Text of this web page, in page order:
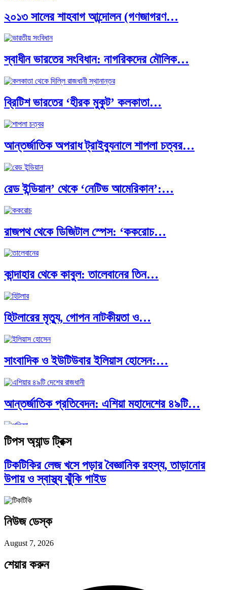
বিশেষ ইন-ডেপ্থ রিপোর্ট: ক্রীড়া উৎসবে…
ভারত মহাসাগরের অশ্রু: শ্রীলঙ্কার ২৬…
ক্রূরতা ও ধ্বংসের মহাকাব্য: পৃথিবীর…
ব্রাজিল ও আর্জেন্টিনার কালো অধ্যায়:…
পূর্ব ইউরোপ বনাম তুরস্ক: শত…
পৃথিবীতে বর্তমানে মোট দেশের সংখ্যা…
এশিয়ান সেঞ্চুরির দ্বৈরথ: চীন-ভারতের বৈশ্বিক…
পাকিস্তান, চীন ও বাংলাদেশ: তিন…
২০১৩ সালের শাহবাগ আন্দোলন (গণজাগরণ…
স্বাধীন ভারতের সংবিধান: নাগরিকদের মৌলিক…
ব্রিটিশ ভারতের ‘হীরক মুকুট’ কলকাতা…
আন্তর্জাতিক অপরাধ ট্রাইব্যুনালে শাপলা চত্বর…
রেড ইন্ডিয়ান’ থেকে ‘নেটিভ আমেরিকান’:…
রাজপথ থেকে ডিজিটাল স্পেস: ‘ককরোচ…
কান্দাহার থেকে কাবুল: তালেবানের তিন…
হিটলারের মৃত্যু, গোপন নাটকীয়তা ও…
সাংবাদিক ও ইউটিউবার ইলিয়াস হোসেন:…
আন্তর্জাতিক প্রতিবেদন: এশিয়া মহাদেশের ৪৯টি…
সব সভ্যতারই তো পতন হয়:…
পরবর্তী রাষ্ট্রপতি নির্বাচন ২০২৬: আলোচনায়…
টিপস অ্যান্ড ট্রিক্স
টিকটিকির লেজ খসে পড়ার বৈজ্ঞানিক রহস্য, তাড়ানোর
উপায় ও স্বাস্থ্য ঝুঁকি গাইড
নিউজ ডেস্ক
August 7, 2026
শেয়ার করুন